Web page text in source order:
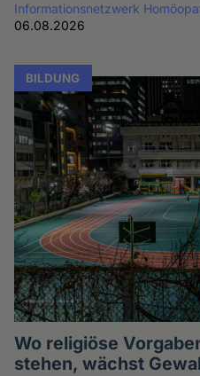
Informationsnetzwerk
06.08.2026
BILDUNG
Wo religiöse
stehen, wächst